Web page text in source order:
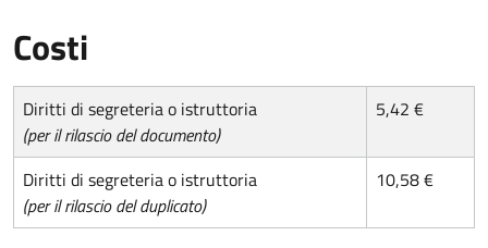
Costi
Diritti di segreteria o istruttoria
(per il rilascio del documento)
5,42 €
Diritti di segreteria o istruttoria
(per il rilascio del duplicato)
10,58 €